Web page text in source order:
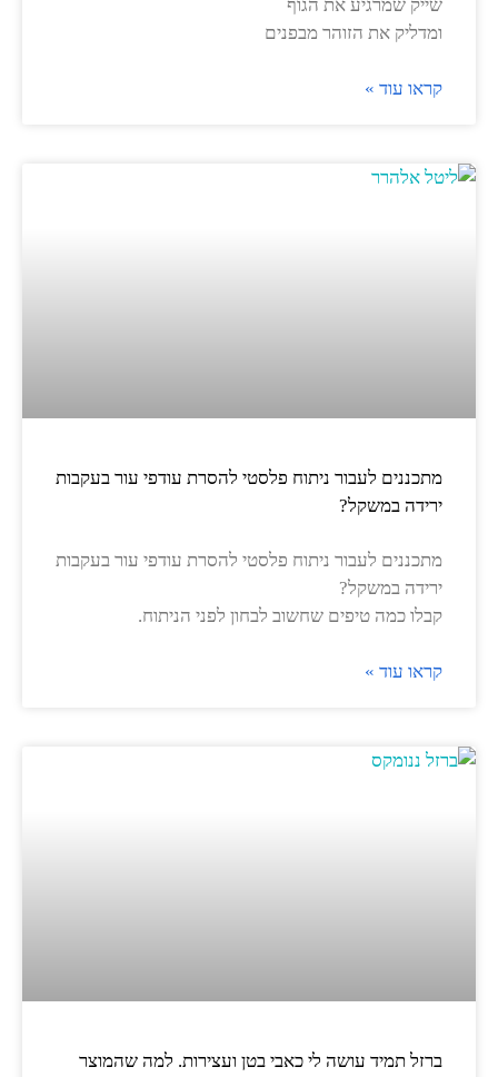
שייק שמרגיע את הגוף
ומדליק את הזוהר מבפנים
קראו עוד »
מתכננים לעבור ניתוח פלסטי להסרת עודפי עור בעקבות
ירידה במשקל?
מתכננים לעבור ניתוח פלסטי להסרת עודפי עור בעקבות
ירידה במשקל?
קבלו כמה טיפים שחשוב לבחון לפני הניתוח.
קראו עוד »
ברזל תמיד עושה לי כאבי בטן ועצירות. למה שהמוצר